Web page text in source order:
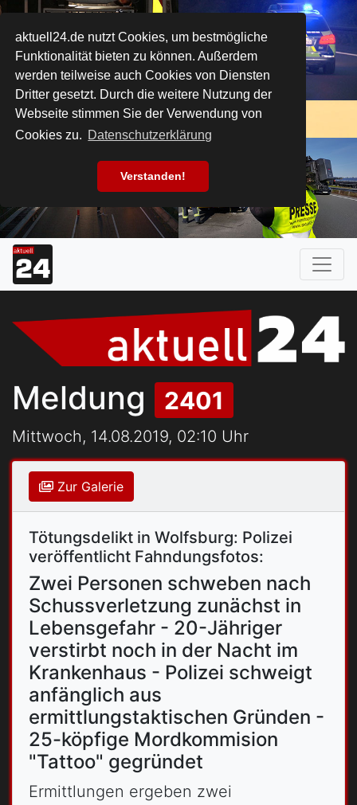
aktuell24.de nutzt Cookies, um bestmögliche
Funktionalität bieten zu können. Außerdem
werden teilweise auch Cookies von Diensten
Dritter gesetzt. Durch die weitere Nutzung der
Webseite stimmen Sie der Verwendung von
Cookies zu. Datenschutzerklärung
Verstanden!
Meldung 2401
Mittwoch, 14.08.2019, 02:10 Uhr
Zur Galerie
Tötungsdelikt in Wolfsburg: Polizei
veröffentlicht Fahndungsfotos:
Zwei Personen schweben nach
Schussverletzung zunächst in
Lebensgefahr - 20-Jähriger
verstirbt noch in der Nacht im
Krankenhaus - Polizei schweigt
anfänglich aus
ermittlungstaktischen Gründen -
25-köpfige Mordkommision
"Tattoo" gegründet
Ermittlungen ergeben zwei